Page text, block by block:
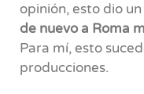
opinión, esto dio
de nuevo a Roma
Para mí, esto
producciones.